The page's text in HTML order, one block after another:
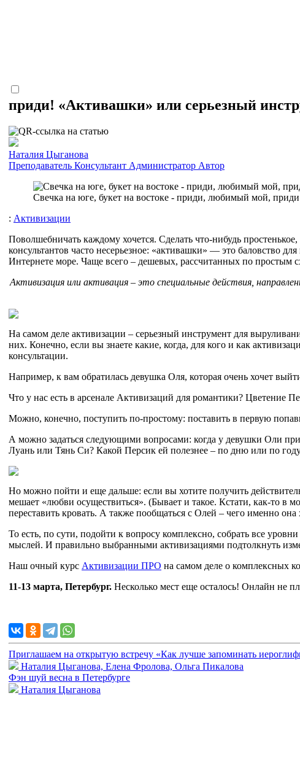
приди! «Активашки» или серьезный
Наталия Цыганова
Преподаватель Консультант Администратор Автор
Свечка на юге, букет на востоке - приди, любимый мой,
: Активизации
Поволшебничать каждому хочется. Сделать что-нибудь
консультантов часто несерьезное: «активашки» — это баловство
Интернете море. Чаще всего – дешевых, рассчитанных по простым
Активизация или активация – это специальные действия,
На самом деле активизации – серьезный инструмент для
них. Конечно, если вы знаете какие, когда, для кого и как
консультации.
Например, к вам обратилась девушка Оля, которая очень хочет
Что у нас есть в арсенале Активизаций для романтики?
Можно, конечно, поступить по-простому: поставить в первую
А можно задаться следующими вопросами: когда у девушки Оли
Луань или Тянь Си? Какой Персик ей полезнее – по дню или по
Но можно пойти и еще дальше: если вы хотите получить
мешает «любви осуществиться». (Бывает и такое. Кстати, как-то в
переставить кровать. А также пообщаться с Олей – чего именно
То есть, по сути, подойти к вопросу комплексно, собрать все
мыслей. И правильно выбранными активизациями подтолкнуть
Наш очный курс Активизации ПРО на самом деле о комплексных
11-13 марта, Петербург. Несколько мест еще осталось! Онлайн не
Приглашаем на открытую встречу «Как лучше запоминать
Наталия Цыганова, Елена Фролова, Ольга Пикалова
Фэн шуй весна в Петербурге
Наталия Цыганова